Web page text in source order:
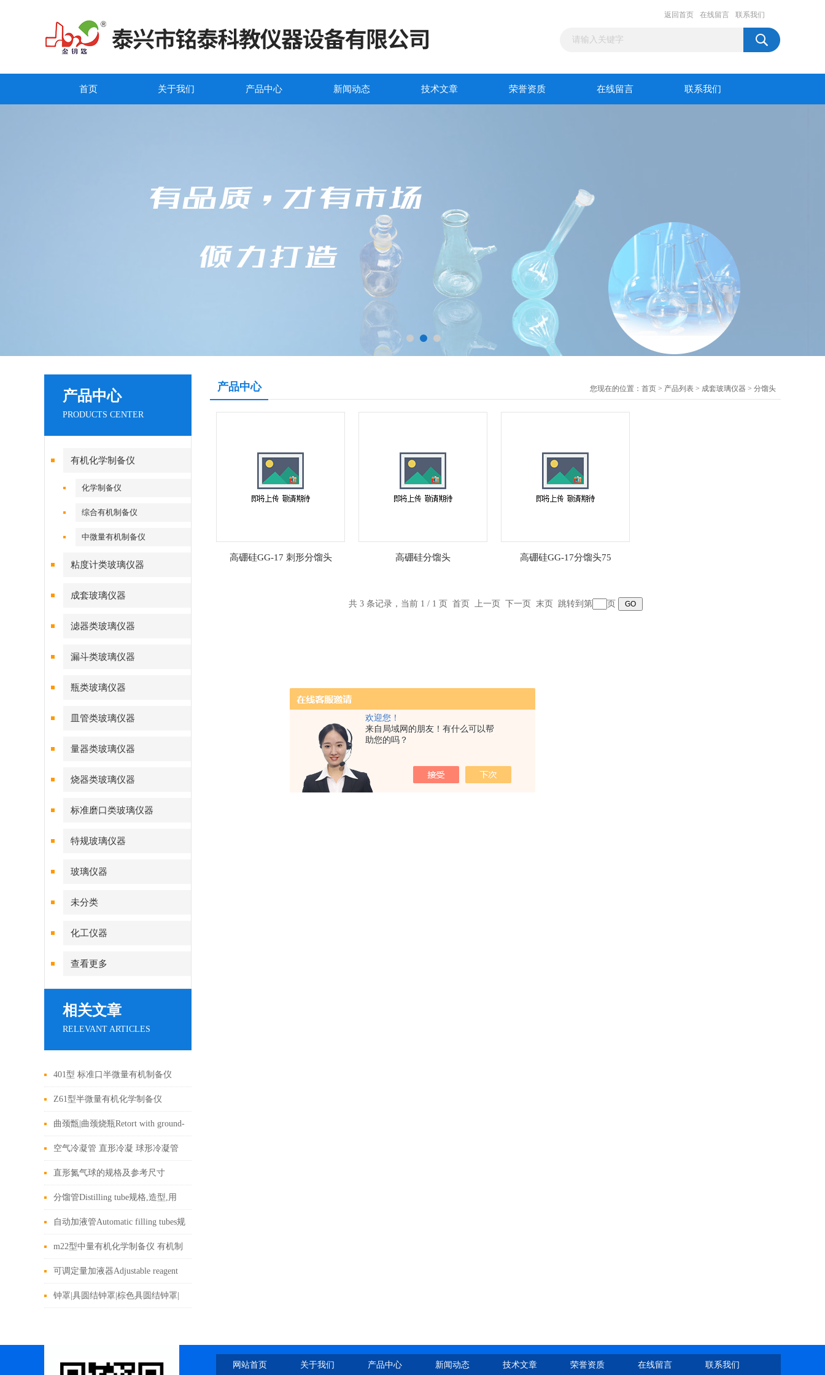
欢迎您！
来自局域网的朋友！有什么可以帮
助您的吗？
返回首页 在线留言 联系我们
首页 关于我们 产品中心 新闻动态 技术文章 荣誉资质 在线留言 联系我们
产品中心
PRODUCTS CENTER
有机化学制备仪
化学制备仪
综合有机制备仪
中微量有机制备仪
粘度计类玻璃仪器
成套玻璃仪器
滤器类玻璃仪器
漏斗类玻璃仪器
瓶类玻璃仪器
皿管类玻璃仪器
量器类玻璃仪器
烧器类玻璃仪器
标准磨口类玻璃仪器
特规玻璃仪器
玻璃仪器
未分类
化工仪器
查看更多
相关文章
RELEVANT ARTICLES
401型 标准口半微量有机制备仪
（半量） 有机化学制备仪 有机制
备仪 制备仪生产厂家
Z61型半微量有机化学制备仪
曲颈甑|曲颈烧瓶Retort with ground-
in glass stopper规格,造型,用途,使用
方法
空气冷凝管 直形冷凝 球形冷凝管
蛇形冷凝管 蛇形回流冷凝管 直形
回流冷凝管规格,造型,用途,使用方
法
直形氮气球的规格及参考尺寸
分馏管Distilling tube规格,造型,用
途,使用方法
自动加液管Automatic filling tubes规
格,造型,用途,使用方法
m22型中量有机化学制备仪 有机制
备仪 玻璃仪器生产厂家
可调定量加液器Adjustable reagent
dispensers规格,造型,用途,使用方法
钟罩|具圆结钟罩|棕色具圆结钟罩|
产品中心 您现在的位置： 首页 > 产品列表 > 成套玻璃仪器 > 分馏头
高硼硅GG-17 刺形分馏头 高硼硅分馏头 高硼硅GG-17分馏头75
共 3 条记录，当前 1 / 1 页 首页 上一页 下一页 末页 跳转到第 页
网站首页 关于我们 产品中心 新闻动态 技术文章 荣誉资质 在线留言 联系我们